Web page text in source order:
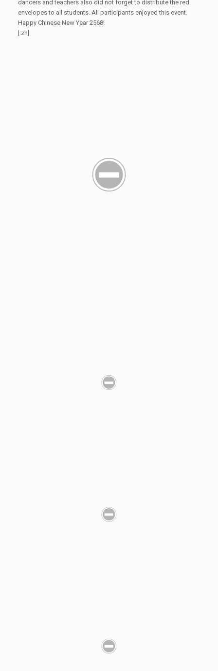
dancers and teachers also did not forget to distribute the red
envelopes to all students. All participants enjoyed this event.
Happy Chinese New Year 2568!
[:zh]